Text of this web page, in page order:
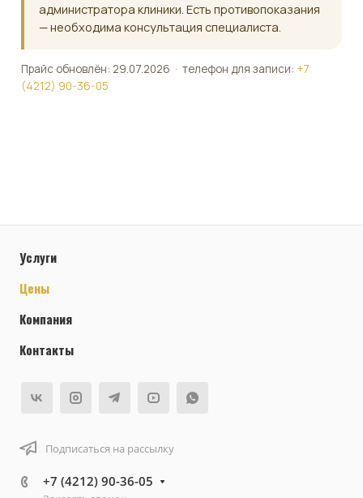
администратора клиники. Есть противопоказания
— необходима консультация специалиста.
Прайс обновлён: 29.07.2026 · телефон для записи: +7
(4212) 90-36-05
Услуги
Цены
Компания
Контакты
Подписаться на рассылку
+7 (4212) 90-36-05